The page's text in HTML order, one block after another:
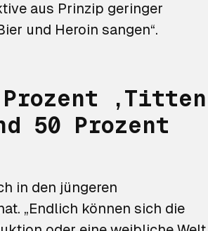
aus Prinzip geringer
und Heroin sangen“.
‚Titten
50 Prozent
in den jüngeren
„Endlich können sich die